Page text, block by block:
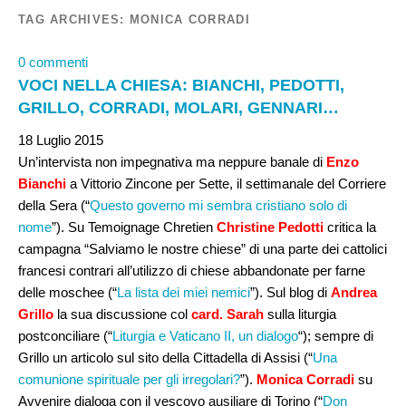
TAG ARCHIVES: MONICA CORRADI
0 commenti
VOCI NELLA CHIESA: BIANCHI, PEDOTTI,
GRILLO, CORRADI, MOLARI, GENNARI…
18 Luglio 2015
Un’intervista non impegnativa ma neppure banale di Enzo
Bianchi a Vittorio Zincone per Sette, il settimanale del Corriere
della Sera (“Questo governo mi sembra cristiano solo di
nome”). Su Temoignage Chretien Christine Pedotti critica la
campagna “Salviamo le nostre chiese” di una parte dei cattolici
francesi contrari all’utilizzo di chiese abbandonate per farne
delle moschee (“La lista dei miei nemici”). Sul blog di Andrea
Grillo la sua discussione col card. Sarah sulla liturgia
postconciliare (“Liturgia e Vaticano II, un dialogo“); sempre di
Grillo un articolo sul sito della Cittadella di Assisi (“Una
comunione spirituale per gli irregolari?”). Monica Corradi su
Avvenire dialoga con il vescovo ausiliare di Torino (“Don